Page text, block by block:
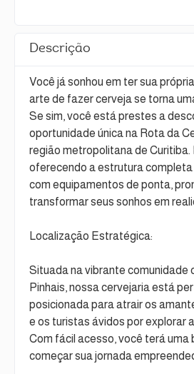
Descrição
Você já sonhou em ter sua
arte de fazer cerveja se torna
Se sim, você está prestes a
oportunidade única na Rota da
região metropolitana de Curitiba.
oferecendo a estrutura completa
com equipamentos de ponta,
transformar seus sonhos em
Localização Estratégica:
Situada na vibrante comunidade
Pinhais, nossa cervejaria está
posicionada para atrair os
e os turistas ávidos por explorar
Com fácil acesso, você terá uma
começar sua jornada